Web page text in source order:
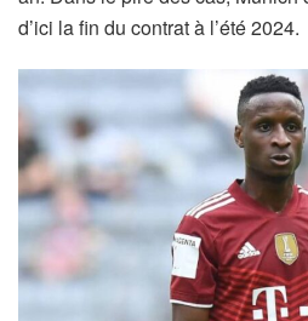
d’ici la fin du contrat à l’été 2024.